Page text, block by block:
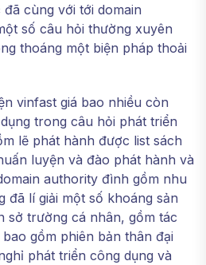
cùng với tới domain
số câu hỏi thường xuyên
thoáng một biện pháp thoải
vinfast giá bao nhiều còn
trong câu hỏi phát triển
lẽ phát hành được list sách
luyện và đào phát hành và
authority đình gồm nhu
đã lí giải một số khoáng sản
sở trường cá nhân, gồm tác
gồm phiên bản thân đại
phát triển công dụng và